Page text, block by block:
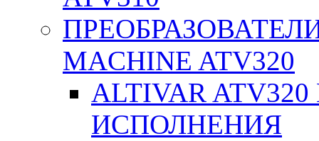
MACHINE ATV320
ALTIVAR
ИСПОЛНЕНИЯ